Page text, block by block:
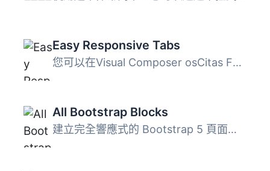
Easy Responsive Tabs
您可以在Visual Composer osCitas Fancy Tabs中獲取專業版 ...
All Bootstrap Blocks
建立完全響應式的 Bootstrap 5 頁面佈局。37 個免費區塊，包...